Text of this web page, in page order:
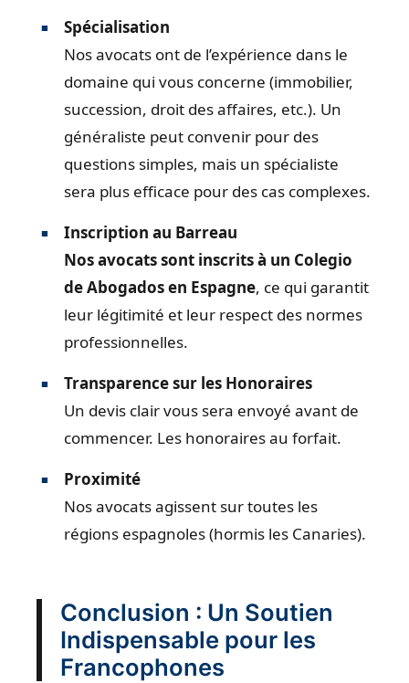
Spécialisation
Nos avocats ont de l’expérience dans le
domaine qui vous concerne (immobilier,
succession, droit des affaires, etc.). Un
généraliste peut convenir pour des
questions simples, mais un spécialiste
sera plus efficace pour des cas complexes.
Inscription au Barreau
Nos avocats sont inscrits à un Colegio
de Abogados en Espagne, ce qui garantit
leur légitimité et leur respect des normes
professionnelles.
Transparence sur les Honoraires
Un devis clair vous sera envoyé avant de
commencer. Les honoraires au forfait.
Proximité
Nos avocats agissent sur toutes les
régions espagnoles (hormis les Canaries).
Conclusion : Un Soutien
Indispensable pour les
Francophones